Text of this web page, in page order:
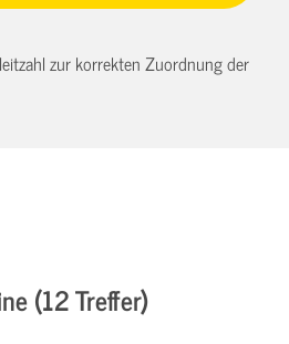
zur korrekten Zuordnung der
(12 Treffer)